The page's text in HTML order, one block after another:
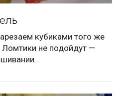
кубиками того же
Ломтики не подойдут —